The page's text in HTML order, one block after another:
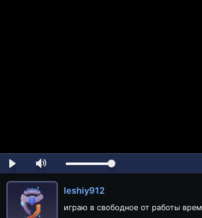
leshiy912